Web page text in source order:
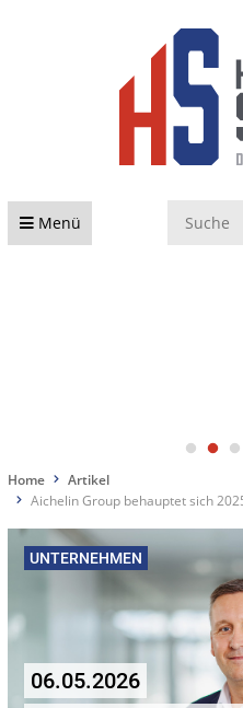
Menü
Home
Artikel
Aichelin Group behauptet sich
UNTERNEHMEN
06.05.2026